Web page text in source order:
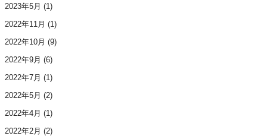
2023年5月 (1)
2022年11月 (1)
2022年10月 (9)
2022年9月 (6)
2022年7月 (1)
2022年5月 (2)
2022年4月 (1)
2022年2月 (2)